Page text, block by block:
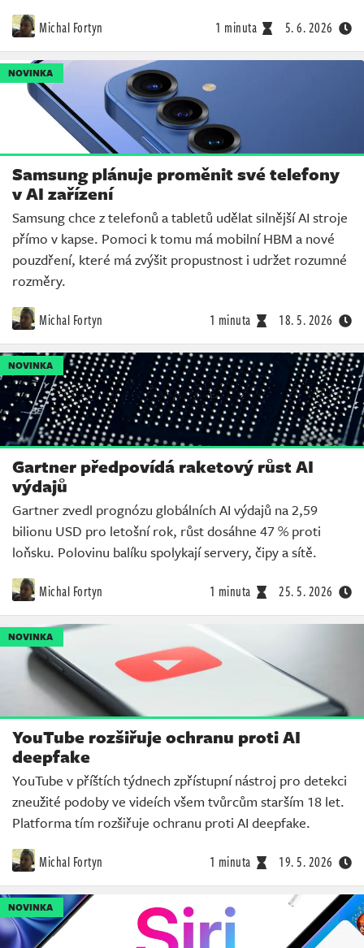
Michal Fortyn 1 minuta 5. 6. 2026
NOVINKA
Samsung plánuje proměnit své telefony
v AI zařízení
Samsung chce z telefonů a tabletů udělat silnější AI stroje
přímo v kapse. Pomoci k tomu má mobilní HBM a nové
pouzdření, které má zvýšit propustnost i udržet rozumné
rozměry.
Michal Fortyn 1 minuta 18. 5. 2026
NOVINKA
Gartner předpovídá raketový růst AI
výdajů
Gartner zvedl prognózu globálních AI výdajů na 2,59
bilionu USD pro letošní rok, růst dosáhne 47 % proti
loňsku. Polovinu balíku spolykají servery, čipy a sítě.
Michal Fortyn 1 minuta 25. 5. 2026
NOVINKA
YouTube rozšiřuje ochranu proti AI
deepfake
YouTube v příštích týdnech zpřístupní nástroj pro detekci
zneužité podoby ve videích všem tvůrcům starším 18 let.
Platforma tím rozšiřuje ochranu proti AI deepfake.
Michal Fortyn 1 minuta 19. 5. 2026
NOVINKA